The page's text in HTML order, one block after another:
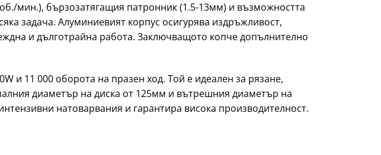
мин.), бързозатягащия патронник (1.5-13мм) и възможността
задача. Алуминиевият корпус осигурява издръжливост,
и дълготрайна работа. Заключващото копче допълнително
и 11 000 оборота на празен ход. Той е идеален за рязане,
диаметър на диска от 125мм и вътрешния диаметър на
натоварвания и гарантира висока производителност.